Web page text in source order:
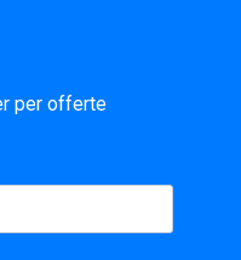
per offerte